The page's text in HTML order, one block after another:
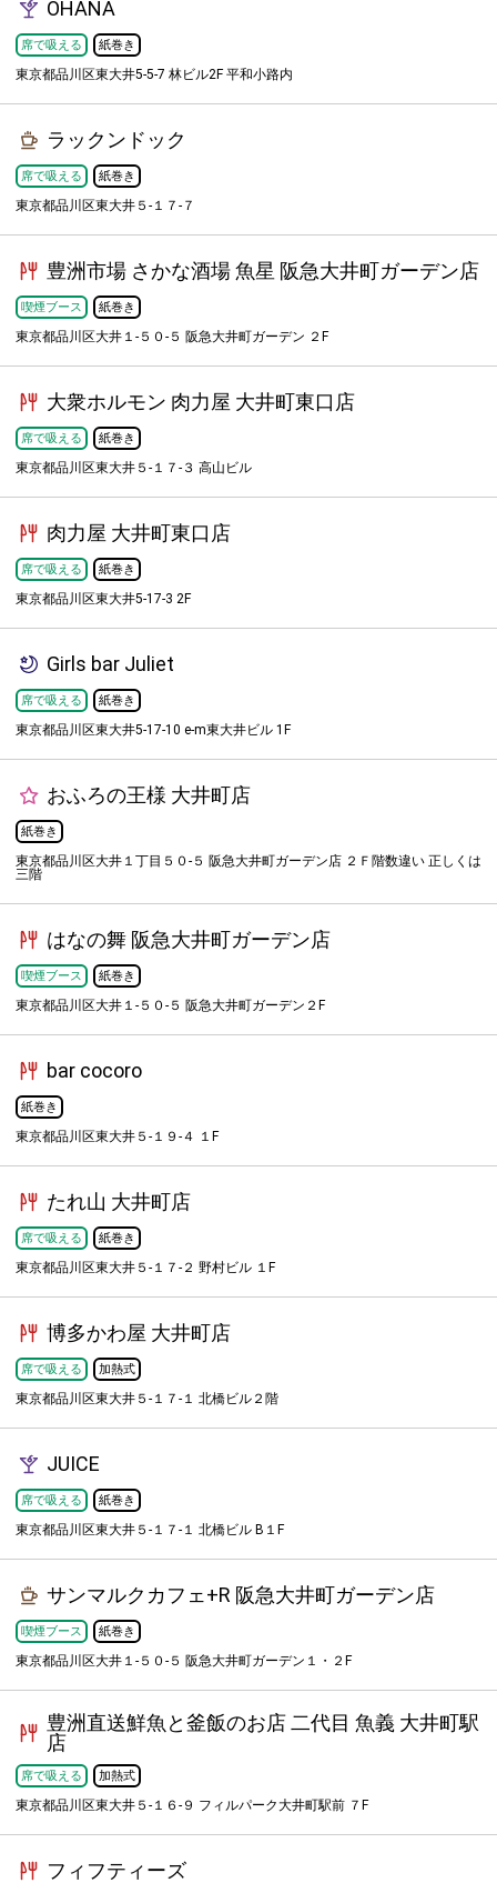
OHANA
席で吸える 紙巻き
東京都品川区東大井5-5-7 林ビル2F 平和小路内
ラックンドック
席で吸える 紙巻き
東京都品川区東大井５-１７-７
豊洲市場 さかな酒場 魚星 阪急大井町ガーデン店
喫煙ブース 紙巻き
東京都品川区大井１-５０-５ 阪急大井町ガーデン ２F
大衆ホルモン 肉力屋 大井町東口店
席で吸える 紙巻き
東京都品川区東大井５-１７-３ 高山ビル
肉力屋 大井町東口店
席で吸える 紙巻き
東京都品川区東大井5-17-3 2F
Girls bar Juliet
席で吸える 紙巻き
東京都品川区東大井5-17-10 e‐m東大井ビル 1F
おふろの王様 大井町店
紙巻き
東京都品川区大井１丁目５０-５ 阪急大井町ガーデン店 ２Ｆ階数違い 正しくは
三階
はなの舞 阪急大井町ガーデン店
喫煙ブース 紙巻き
東京都品川区大井１-５０-５ 阪急大井町ガーデン２F
bar cocoro
紙巻き
東京都品川区東大井５-１９-４ １F
たれ山 大井町店
席で吸える 紙巻き
東京都品川区東大井５-１７-２ 野村ビル １F
博多かわ屋 大井町店
席で吸える 加熱式
東京都品川区東大井５-１７-１ 北橋ビル２階
JUICE
席で吸える 紙巻き
東京都品川区東大井５-１７-１ 北橋ビル B１F
サンマルクカフェ+R 阪急大井町ガーデン店
喫煙ブース 紙巻き
東京都品川区大井１-５０-５ 阪急大井町ガーデン１・２F
豊洲直送鮮魚と釜飯のお店 二代目 魚義 大井町駅
店
席で吸える 加熱式
東京都品川区東大井５-１６-９ フィルパーク大井町駅前 ７F
フィフティーズ